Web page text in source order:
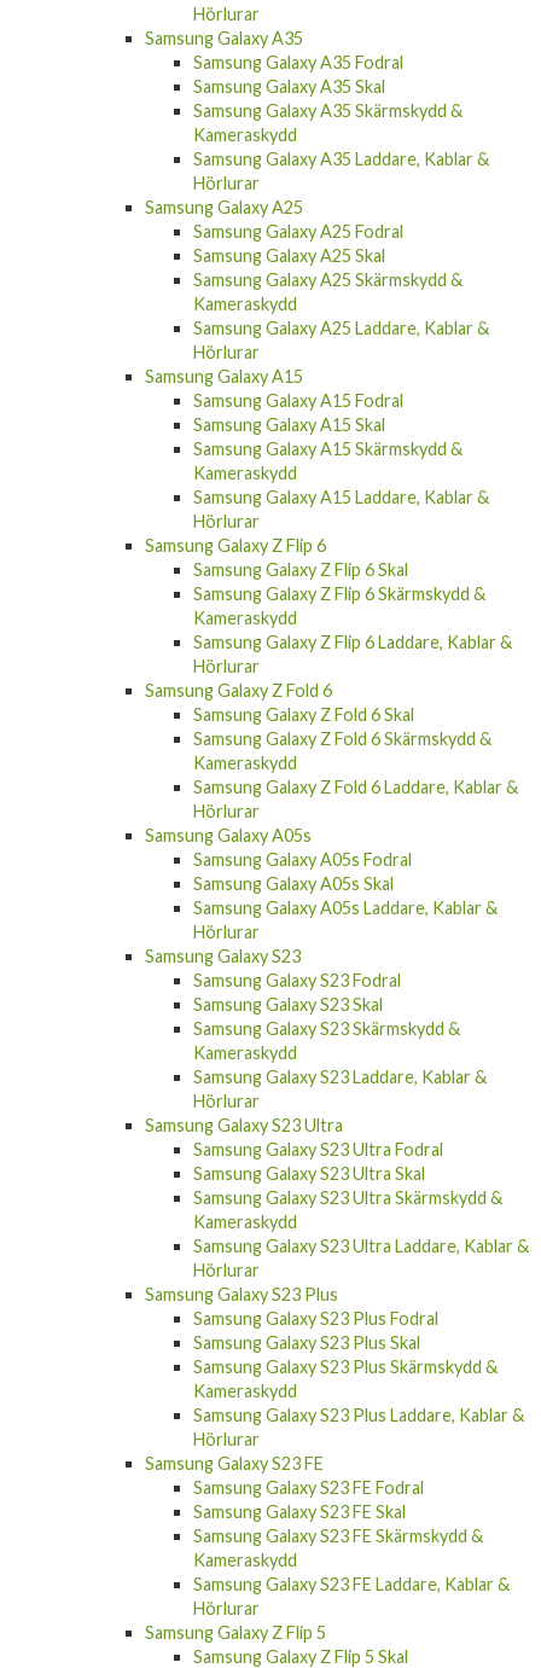
Hörlurar
Samsung Galaxy A35
Samsung Galaxy A35 Fodral
Samsung Galaxy A35 Skal
Samsung Galaxy A35 Skärmskydd &
Kameraskydd
Samsung Galaxy A35 Laddare, Kablar &
Hörlurar
Samsung Galaxy A25
Samsung Galaxy A25 Fodral
Samsung Galaxy A25 Skal
Samsung Galaxy A25 Skärmskydd &
Kameraskydd
Samsung Galaxy A25 Laddare, Kablar &
Hörlurar
Samsung Galaxy A15
Samsung Galaxy A15 Fodral
Samsung Galaxy A15 Skal
Samsung Galaxy A15 Skärmskydd &
Kameraskydd
Samsung Galaxy A15 Laddare, Kablar &
Hörlurar
Samsung Galaxy Z Flip 6
Samsung Galaxy Z Flip 6 Skal
Samsung Galaxy Z Flip 6 Skärmskydd &
Kameraskydd
Samsung Galaxy Z Flip 6 Laddare, Kablar &
Hörlurar
Samsung Galaxy Z Fold 6
Samsung Galaxy Z Fold 6 Skal
Samsung Galaxy Z Fold 6 Skärmskydd &
Kameraskydd
Samsung Galaxy Z Fold 6 Laddare, Kablar &
Hörlurar
Samsung Galaxy A05s
Samsung Galaxy A05s Fodral
Samsung Galaxy A05s Skal
Samsung Galaxy A05s Laddare, Kablar &
Hörlurar
Samsung Galaxy S23
Samsung Galaxy S23 Fodral
Samsung Galaxy S23 Skal
Samsung Galaxy S23 Skärmskydd &
Kameraskydd
Samsung Galaxy S23 Laddare, Kablar &
Hörlurar
Samsung Galaxy S23 Ultra
Samsung Galaxy S23 Ultra Fodral
Samsung Galaxy S23 Ultra Skal
Samsung Galaxy S23 Ultra Skärmskydd &
Kameraskydd
Samsung Galaxy S23 Ultra Laddare, Kablar &
Hörlurar
Samsung Galaxy S23 Plus
Samsung Galaxy S23 Plus Fodral
Samsung Galaxy S23 Plus Skal
Samsung Galaxy S23 Plus Skärmskydd &
Kameraskydd
Samsung Galaxy S23 Plus Laddare, Kablar &
Hörlurar
Samsung Galaxy S23 FE
Samsung Galaxy S23 FE Fodral
Samsung Galaxy S23 FE Skal
Samsung Galaxy S23 FE Skärmskydd &
Kameraskydd
Samsung Galaxy S23 FE Laddare, Kablar &
Hörlurar
Samsung Galaxy Z Flip 5
Samsung Galaxy Z Flip 5 Skal